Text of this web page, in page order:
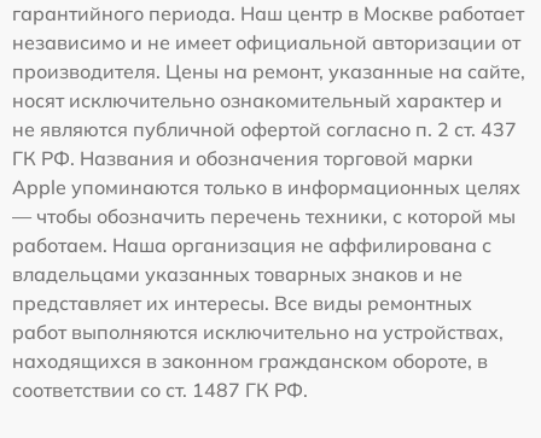
гарантийного периода. Наш центр в Москве работает
независимо и не имеет официальной авторизации от
производителя. Цены на ремонт, указанные на сайте,
носят исключительно ознакомительный характер и
не являются публичной офертой согласно п. 2 ст. 437
ГК РФ. Названия и обозначения торговой марки
Apple упоминаются только в информационных целях
— чтобы обозначить перечень техники, с которой мы
работаем. Наша организация не аффилирована с
владельцами указанных товарных знаков и не
представляет их интересы. Все виды ремонтных
работ выполняются исключительно на устройствах,
находящихся в законном гражданском обороте, в
соответствии со ст. 1487 ГК РФ.